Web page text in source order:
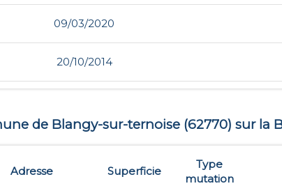
09/03/2020
20/10/2014
de Blangy-sur-ternoise(62770) sur la
Adresse Superficie
Type
mutation